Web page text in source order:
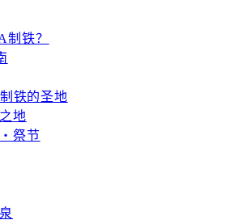
制铁？
铁的圣地
地
祭节